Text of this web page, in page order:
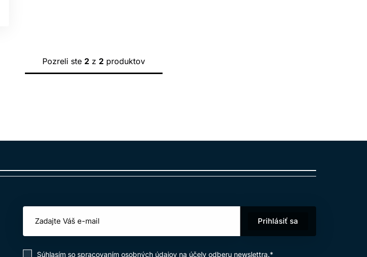
Pozreli ste 2 z 2 produktov
Prihlásiť sa
Súhlasím so spracovaním osobných údajov na účely odberu newslettra.*